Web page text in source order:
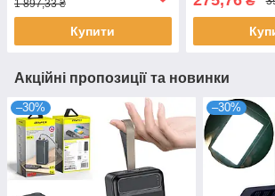
1 897,33 ₴
Купити
Акційні пропозиції та новинки
–30% –30%